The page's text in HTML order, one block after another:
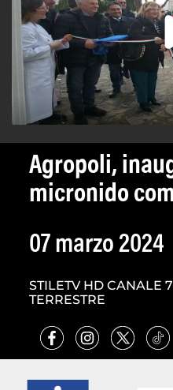
Agropoli,
micronido
07 marzo 2024
STILETV HD CANALE
TERRESTRE